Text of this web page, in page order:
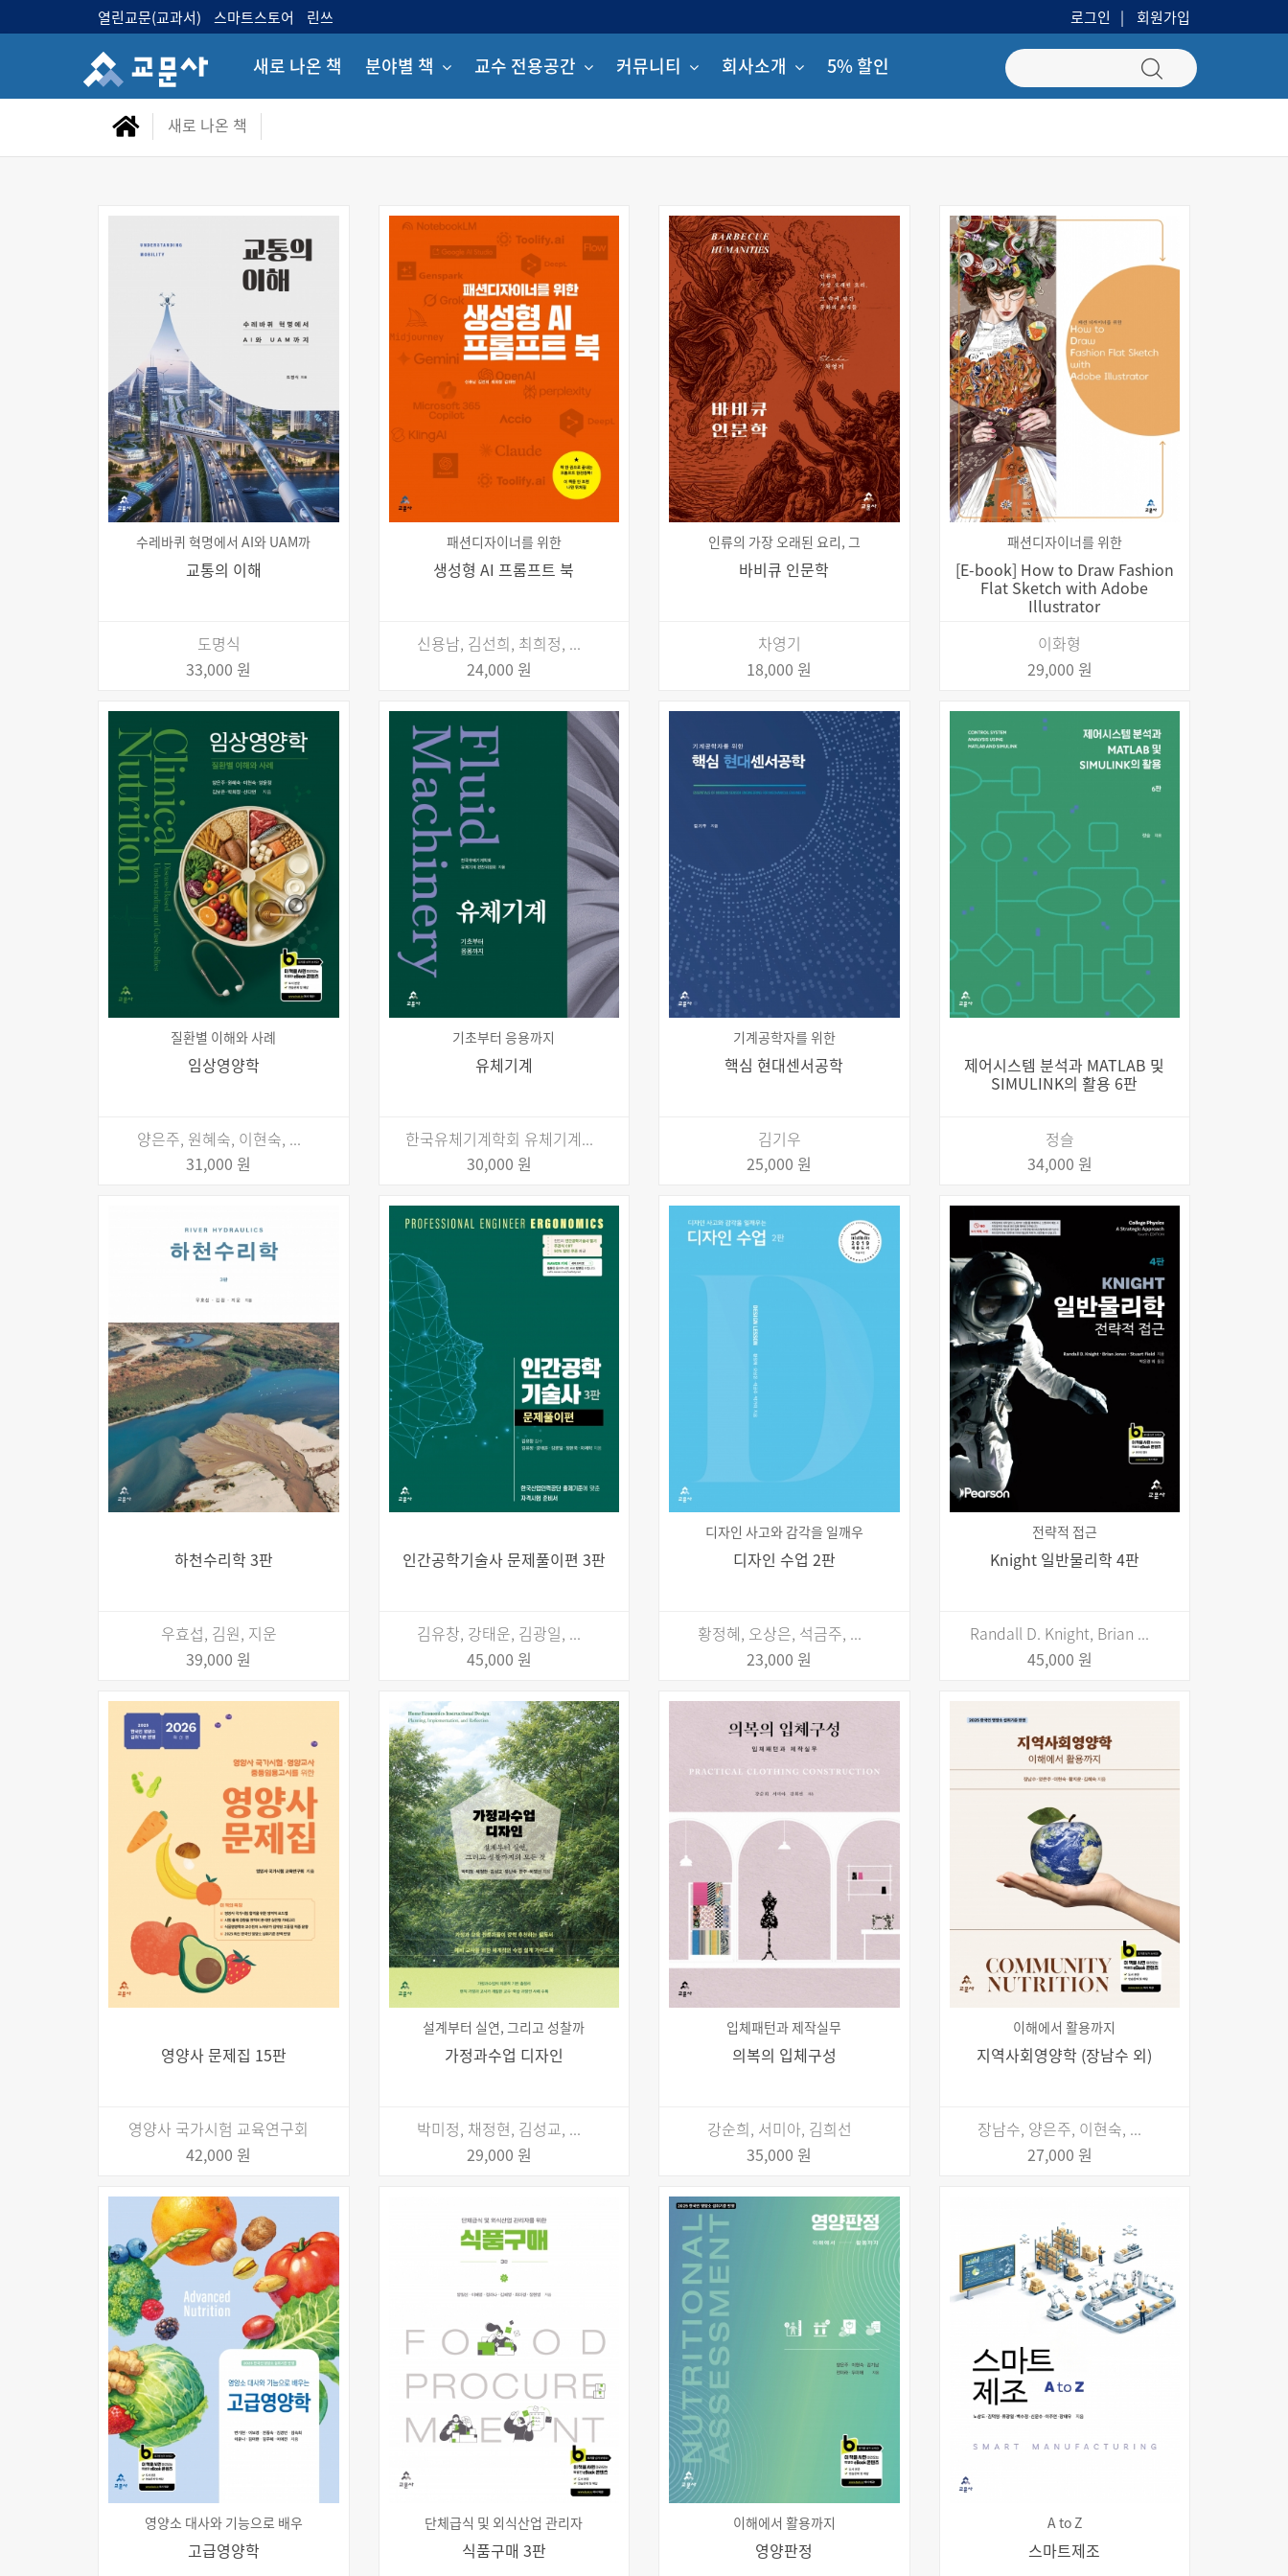
열린교문(교과서) 스마트스토어 린쓰 로그인 회원가입
새로 나온 책 분야별 책 교수 전용공간 커뮤니티 회사소개 5% 할인
새로 나온 책
수레바퀴 혁명에서 AI와 UAM까
교통의 이해
도명식
33,000 원
패션디자이너를 위한
생성형 AI 프롬프트 북
신용남, 김선희, 최희정, ...
24,000 원
인류의 가장 오래된 요리, 그
바비큐 인문학
차영기
18,000 원
패션디자이너를 위한
[E-book] How to Draw Fashion
Flat Sketch with Adobe
Illustrator
이화형
29,000 원
질환별 이해와 사례
임상영양학
양은주, 원혜숙, 이현숙, ...
31,000 원
기초부터 응용까지
유체기계
한국유체기계학회 유체기계...
30,000 원
기계공학자를 위한
핵심 현대센서공학
김기우
25,000 원
제어시스템 분석과 MATLAB 및
SIMULINK의 활용 6판
정슬
34,000 원
하천수리학 3판
우효섭, 김원, 지운
39,000 원
인간공학기술사 문제풀이편 3판
김유창, 강태운, 김광일, ...
45,000 원
디자인 사고와 감각을 일깨우
디자인 수업 2판
황정혜, 오상은, 석금주, ...
23,000 원
전략적 접근
Knight 일반물리학 4판
Randall D. Knight, Brian ...
45,000 원
영양사 문제집 15판
영양사 국가시험 교육연구회
42,000 원
설계부터 실연, 그리고 성찰까
가정과수업 디자인
박미정, 채정현, 김성교, ...
29,000 원
입체패턴과 제작실무
의복의 입체구성
강순희, 서미아, 김희선
35,000 원
이해에서 활용까지
지역사회영양학 (장남수 외)
장남수, 양은주, 이현숙, ...
27,000 원
영양소 대사와 기능으로 배우
고급영양학
단체급식 및 외식산업 관리자
식품구매 3판
이해에서 활용까지
영양판정
A to Z
스마트제조